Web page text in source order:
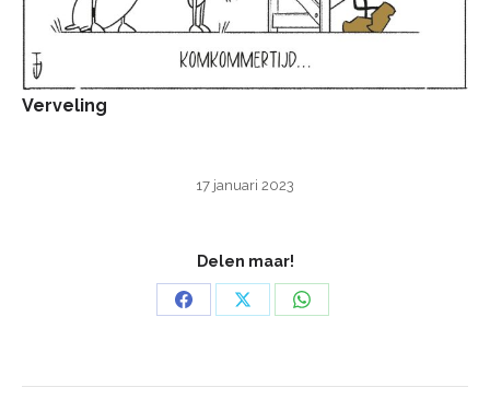
Verveling
17 januari 2023
Delen maar!
Deel
Deel
Deel